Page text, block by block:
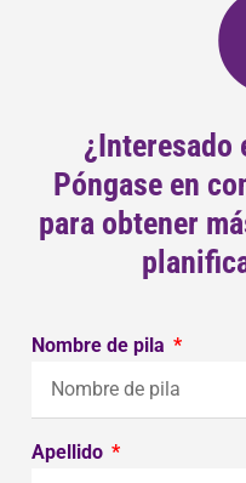
¿Interesado
Póngase en
para obtener
Nombre de pila
Apellido